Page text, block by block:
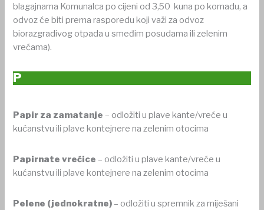
blagajnama Komunalca po cijeni od 3,50 kuna po komadu, a
odvoz će biti prema rasporedu koji važi za odvoz
biorazgradivog otpada u smeđim posudama ili zelenim
vrećama).
P
Papir za zamatanje – odložiti u plave kante/vreće u
kućanstvu ili plave kontejnere na zelenim otocima
Papirnate vrećice – odložiti u plave kante/vreće u
kućanstvu ili plave kontejnere na zelenim otocima
Pelene (jednokratne)– odložiti u spremnik za miješani